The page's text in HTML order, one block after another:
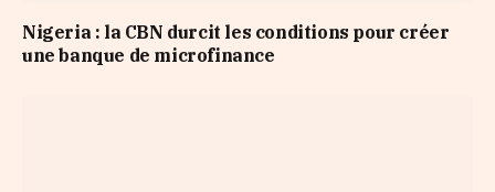
Nigeria : la CBN durcit les conditions pour créer
une banque de microfinance